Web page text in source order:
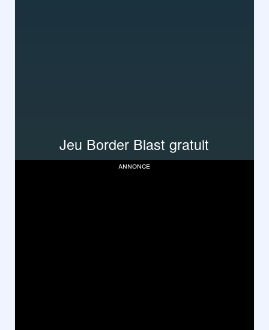
Jeu Border Blast gratuit
annonce